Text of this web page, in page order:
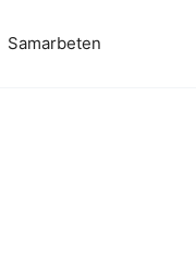
Samarbeten